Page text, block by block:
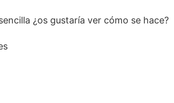
¿os gustaría ver cómo se hace?